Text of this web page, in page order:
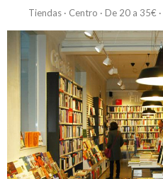
Tiendas · Centro · De 20 a 35€ ·